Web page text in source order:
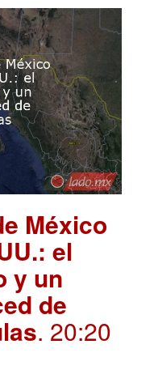
México
el
y un
de
. 20:20